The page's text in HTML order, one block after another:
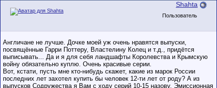
Shahta
Пользователь
Англичане не лучше. Дочке моей уж очень нравятся выпуски,
посвящённые Гарри Поттеру, Властелину Колец и т.д., придётся
выписывать... Да и я для себя ландшафты Королевства и Крымскую
войну обязательно куплю. Очень красивые серии.
Вот, кстати, пусть мне кто-нибудь скажет, какие из марок России
последних лет захотел купить бы человек 12-ти лет от роду? А из
выпусков Содружества я Вам с ходу серий 10-15 назову. Эмиссионная